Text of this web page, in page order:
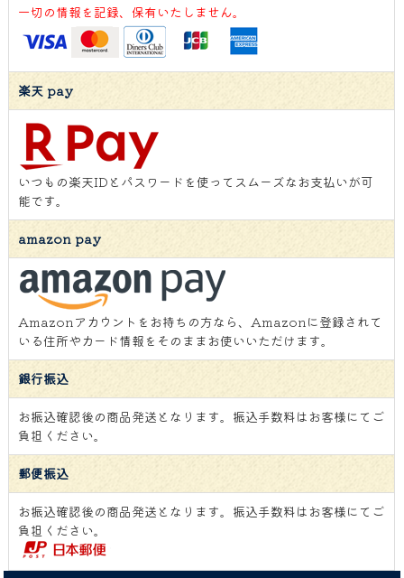
一切の情報を記録、保有いたしません。
楽天 pay
いつもの楽天IDとパスワードを使ってスムーズなお支払いが可
能です。
amazon pay
Amazonアカウントをお持ちの方なら、Amazonに登録されて
いる住所やカード情報をそのままお使いいただけます。
銀行振込
お振込確認後の商品発送となります。振込手数料はお客様にてご
負担ください。
郵便振込
お振込確認後の商品発送となります。振込手数料はお客様にてご
負担ください。